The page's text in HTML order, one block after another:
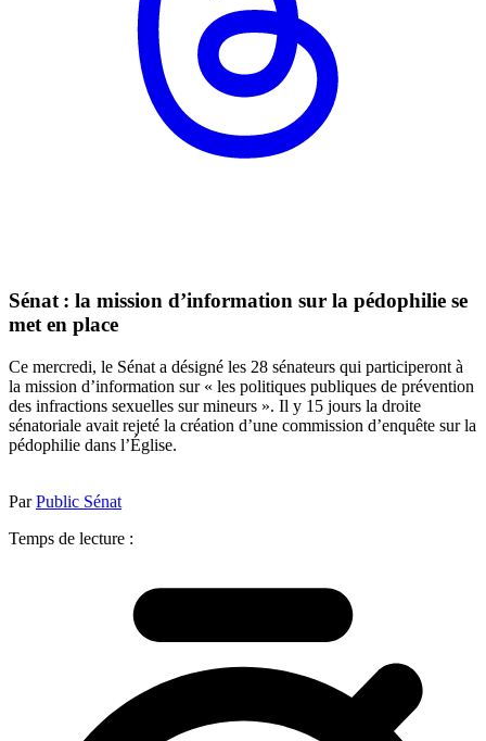
Sénat : la mission d’information sur la pédophilie se
met en place
Ce mercredi, le Sénat a désigné les 28 sénateurs qui participeront à
la mission d’information sur « les politiques publiques de prévention
des infractions sexuelles sur mineurs ». Il y 15 jours la droite
sénatoriale avait rejeté la création d’une commission d’enquête sur la
pédophilie dans l’Église.
ParPublic Sénat
Temps de lecture :